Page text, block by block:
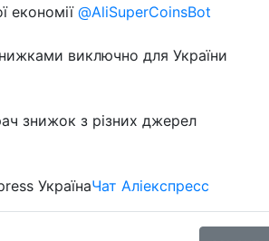
економії @AliSuperCoinsBot
виключно для України
знижок з різних джерел
УкраїнаЧат Аліекспресс